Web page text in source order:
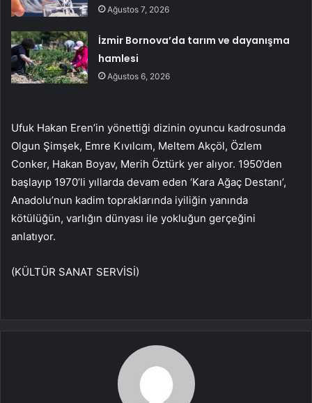
Ağustos 7, 2026
İzmir Bornova’da tarım ve dayanışma
hamlesi
Ağustos 6, 2026
Ufuk Hakan Eren’in yönettiği dizinin oyuncu kadrosunda
Olgun Şimşek, Emre Kıvılcım, Meltem Akçöl, Özlem
Conker, Hakan Boyav, Merih Öztürk yer alıyor. 1950’den
başlayıp 1970’li yıllarda devam eden ‘Kara Ağaç Destanı’,
Anadolu’nun kadim topraklarında iyiliğin yanında
kötülüğün, varlığın dünyası ile yokluğun gerçeğini
anlatıyor.
(KÜLTÜR SANAT SERVİSİ)